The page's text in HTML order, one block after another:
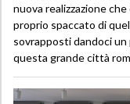
nuova realizzazione
proprio spaccato di
sovrapposti dandoci
questa grande città